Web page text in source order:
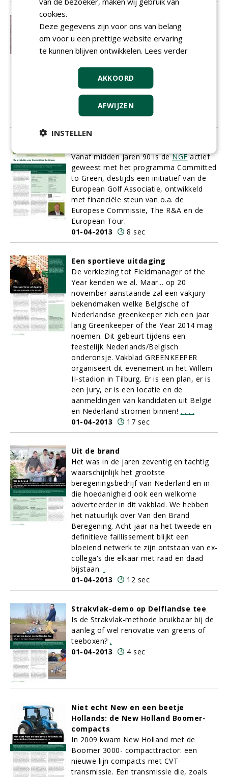
In dit artikel geeft Buiting Advies een
toelichting op het belang van het CtG-
programma en de GEOcertificering. De
verandering die heeft plaatsgevonden
door het besluit van deNGF
programma door de GEO te laten
certificeren.
01-04-2013
8 sec
Vanaf midden jaren 90 is deNGFactief
geweest met het programma Committed
to Green, destijds een initiatief van de
European Golf Associatie, ontwikkeld
met financiële steun van o.a. de
Europese Commissie, The R&A en de
European Tour.
01-04-2013
8 sec
Een sportieve uitdaging
De verkiezing tot Fieldmanager of the
Year kenden we al. Maar... op 20
november aanstaande zal een vakjury
bekendmaken welke Belgische of
Nederlandse greenkeeper zich een jaar
lang Greenkeeper of the Year 2014 mag
noemen. Dit gebeurt tijdens een
feestelijk Nederlands/Belgisch
onderonsje. Vakblad GREENKEEPER
organiseert dit evenement in het Willem
II-stadion in Tilburg. Er is een plan, er is
een jury, er is een locatie en de
aanmeldingen van kandidaten uit België
en Nederland stromen binnen! . . . .
01-04-2013
17 sec
Uit de brand
Het was in de jaren zeventig en tachtig
waarschijnlijk het grootste
beregeningsbedrijf van Nederland en in
die hoedanigheid ook een welkome
adverteerder in dit vakblad. We hebben
het natuurlijk over Van den Brand
Beregening. Acht jaar na het tweede en
definitieve faillissement blijkt een
bloeiend netwerk te zijn ontstaan van ex-
collega's die elkaar met raad en daad
bijstaan. .
01-04-2013
12 sec
Strakvlak-demo op Delflandse tee
Is de Strakvlak-methode bruikbaar bij de
aanleg of wel renovatie van greens of
teeboxen? .
01-04-2013
4 sec
Niet echt New en een beetje
Hollands: de New Holland Boomer-
compacts
In 2009 kwam New Holland met de
Boomer 3000- compacttractor: een
nieuwe lijn compacts met CVT-
transmissie. Een transmissie die, zoals
cookies.
Deze gegevens zijn voor ons van belang
om voor u een prettige website ervaring
te kunnen blijven ontwikkelen. Lees verder
AKKOORD
AFWIJZEN
INSTELLEN